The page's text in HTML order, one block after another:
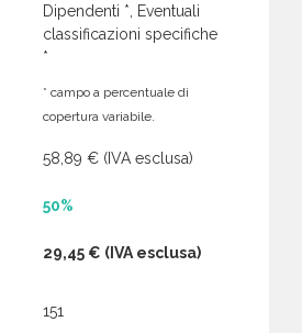
Dipendenti *, Eventuali
classificazioni specifiche
*
* campo a percentuale di
copertura variabile.
58,89 € (IVA esclusa)
50%
29,45 € (IVA esclusa)
151